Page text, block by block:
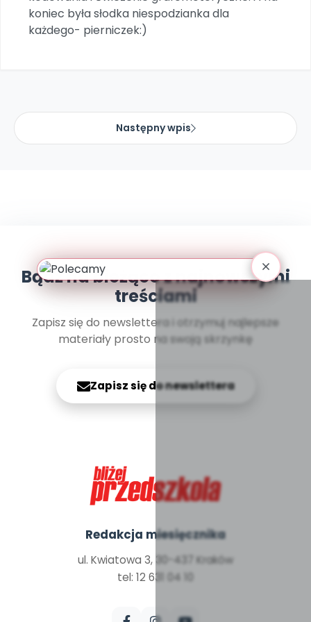
Archiwalne numery
Pomoc
Promocje
koniec była słodka niespodzianka dla
każdego- pierniczek:)
Następny wpis
Bądź na bieżąco z najnowszymi
treściami
Zapisz się do newslettera i otrzymuj najlepsze
materiały prosto na swoją skrzynkę
Zapisz się do newslettera
Redakcja miesięcznika
ul. Kwiatowa 3, 30-437 Kraków
tel: 12 631 04 10